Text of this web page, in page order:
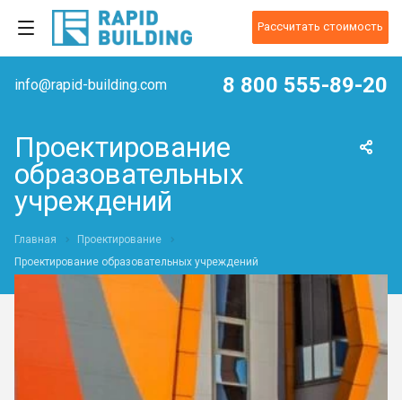
Рассчитать стоимость
info@rapid-building.com 8 800 555-89-20
Проектирование
образовательных
учреждений
Главная
Проектирование
Проектирование образовательных учреждений